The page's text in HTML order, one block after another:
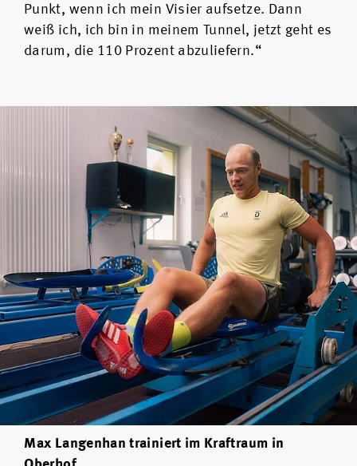
Punkt, wenn ich mein Visier aufsetze. Dann
weiß ich, ich bin in meinem Tunnel, jetzt geht es
darum, die 110 Prozent abzuliefern.“
Max Langenhan trainiert im Kraftraum in